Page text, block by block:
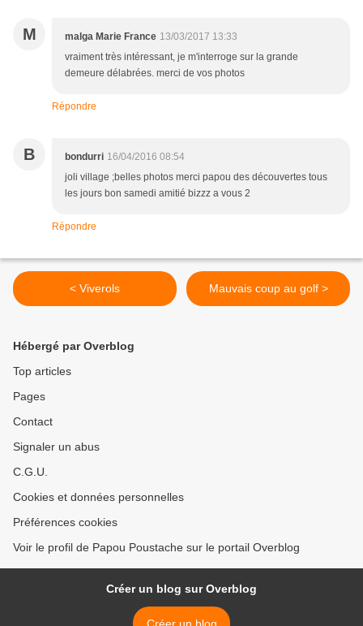
M malga Marie France 13/03/2017 13:33
vraiment très intéressant, je m'interroge sur la grande
demeure délabrées. merci de vos photos
Répondre
B bondurri 16/04/2016 08:54
joli village ;belles photos merci papou des découvertes tous
les jours bon samedi amitié bizzz a vous 2
Répondre
< Viverols Mauvais coup au golf >
Hébergé par Overblog
Top articles
Pages
Contact
Signaler un abus
C.G.U.
Cookies et données personnelles
Préférences cookies
Voir le profil de Papou Poustache sur le portail Overblog
Créer un blog sur Overblog
Créer un blog